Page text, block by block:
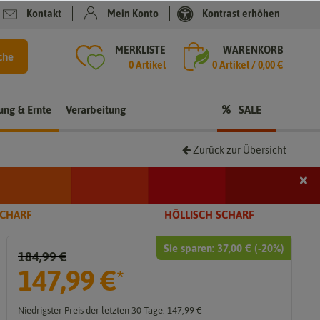
Kontakt Mein Konto Kontrast erhöhen
MERKLISTE
0 Artikel
WARENKORB
0Artikel /0,00 €
& Ernte Verarbeitung SALE
Zurück zur Übersicht
HÖLLISCH SCHARF
×
Sie sparen: 37,00 € (-20%)
184,99 €
147,99 €*
Niedrigster Preis der letzten 30 Tage: 147,99 €